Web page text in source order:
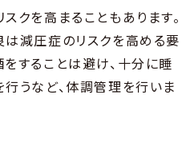
クを高まることもあります。
は減圧症のリスクを高める要
することは避け、十分に睡
うなど、体調管理を行いま